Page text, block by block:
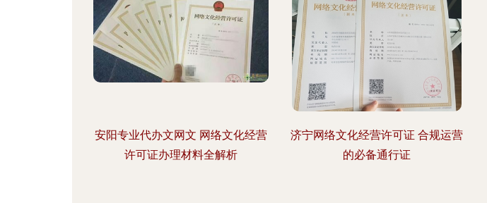
安阳专业代办文网文 网络文化经营
许可证办理材料全解析
济宁网络文化经营许可证 合规运营
的必备通行证